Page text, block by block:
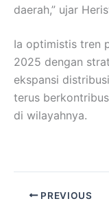
daerah,” ujar
Ia optimistis tren
2025 dengan
ekspansi
terus
di wilayahnya.
PREVIOUS